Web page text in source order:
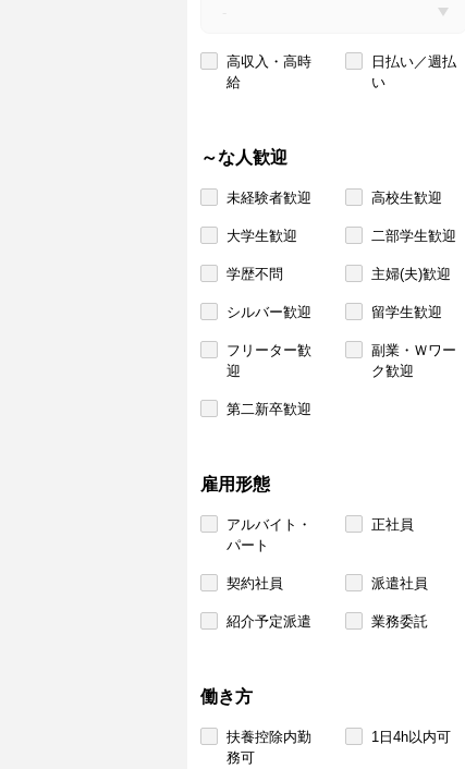
高収入・高時
給
日払い／週払
い
～な人歓迎
未経験者歓迎 高校生歓迎
大学生歓迎 二部学生歓迎
学歴不問 主婦(夫)歓迎
シルバー歓迎 留学生歓迎
フリーター歓
迎
副業・Ｗワー
ク歓迎
第二新卒歓迎
雇用形態
アルバイト・
パート
正社員
契約社員 派遣社員
紹介予定派遣 業務委託
働き方
扶養控除内勤
務可
1日4h以内可